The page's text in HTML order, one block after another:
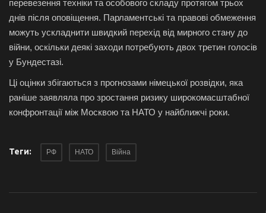
перевезення техніки та особового складу протягом трьох
днів після оповіщення. Парламентські та правові обмеження
можуть ускладнити швидкий перехід від мирного стану до
війни, оскільки деякі заходи потребують двох третин голосів
у Бундестазі.
Ці оцінки збігаються з прогнозами німецької розвідки, яка
раніше заявляла про зростання ризику широкомасштабної
конфронтації між Москвою та НАТО у найближчі роки.
Теги: РФ НАТО Війна